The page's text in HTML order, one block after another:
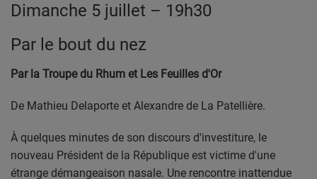
Dimanche 5 juillet – 19h30
Par le bout du nez
Par la Troupe du Rhum et Les Feuilles d'Or
De Mathieu Delaporte et Alexandre de La Patellière.
À quelques minutes de son discours d'investiture, le
nouveau Président de la République est victime d'une
étrange démangeaison nasale. Une rencontre inattendue